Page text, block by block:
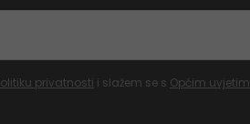
privatnosti i slažem se s Općim